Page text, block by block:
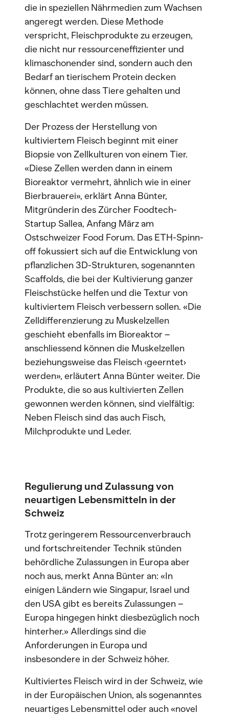
die in speziellen Nährmedien zum Wachsen
angeregt werden. Diese Methode
verspricht, Fleischprodukte zu erzeugen,
die nicht nur ressourceneffizienter und
klimaschonender sind, sondern auch den
Bedarf an tierischem Protein decken
können, ohne dass Tiere gehalten und
geschlachtet werden müssen.
Der Prozess der Herstellung von
kultiviertem Fleisch beginnt mit einer
Biopsie von Zellkulturen von einem Tier.
«Diese Zellen werden dann in einem
Bioreaktor vermehrt, ähnlich wie in einer
Bierbrauerei», erklärt Anna Bünter,
Mitgründerin des Zürcher Foodtech-
Startup Sallea, Anfang März am
Ostschweizer Food Forum. Das ETH-Spinn-
off fokussiert sich auf die Entwicklung von
pflanzlichen 3D-Strukturen, sogenannten
Scaffolds, die bei der Kultivierung ganzer
Fleischstücke helfen und die Textur von
kultiviertem Fleisch verbessern sollen. «Die
Zelldifferenzierung zu Muskelzellen
geschieht ebenfalls im Bioreaktor –
anschliessend können die Muskelzellen
beziehungsweise das Fleisch ‹geerntet›
werden», erläutert Anna Bünter weiter. Die
Produkte, die so aus kultivierten Zellen
gewonnen werden können, sind vielfältig:
Neben Fleisch sind das auch Fisch,
Milchprodukte und Leder.
Regulierung und Zulassung von
neuartigen Lebensmitteln in der
Schweiz
Trotz geringerem Ressourcenverbrauch
und fortschreitender Technik stünden
behördliche Zulassungen in Europa aber
noch aus, merkt Anna Bünter an: «In
einigen Ländern wie Singapur, Israel und
den USA gibt es bereits Zulassungen –
Europa hingegen hinkt diesbezüglich noch
hinterher.» Allerdings sind die
Anforderungen in Europa und
insbesondere in der Schweiz höher.
Kultiviertes Fleisch wird in der Schweiz, wie
in der Europäischen Union, als sogenanntes
neuartiges Lebensmittel oder auch «novel